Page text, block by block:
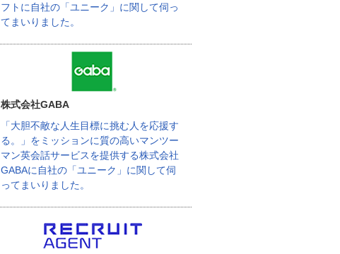
フトに自社の「ユニーク」に関して伺っ
てまいりました。
株式会社GABA
「大胆不敵な人生目標に挑む人を応援す
る。」をミッションに質の高いマンツー
マン英会話サービスを提供する株式会社
GABAに自社の「ユニーク」に関して伺
ってまいりました。